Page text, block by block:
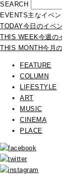
SEARCH
EVENTS主なイベ
TODAY今日のイベ
THIS WEEK今週の
THIS MONTH今月
FEATURE
COLUMN
LIFESTYLE
ART
MUSIC
CINEMA
PLACE